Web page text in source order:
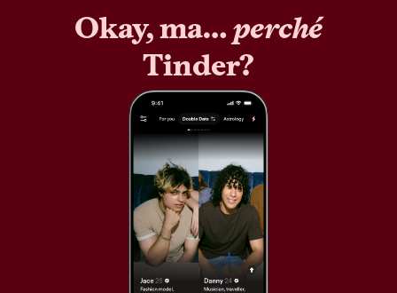
Okay, ma…perché
Tinder?